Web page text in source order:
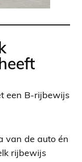
een B-rijbewijs
van de auto én
rijbewijs